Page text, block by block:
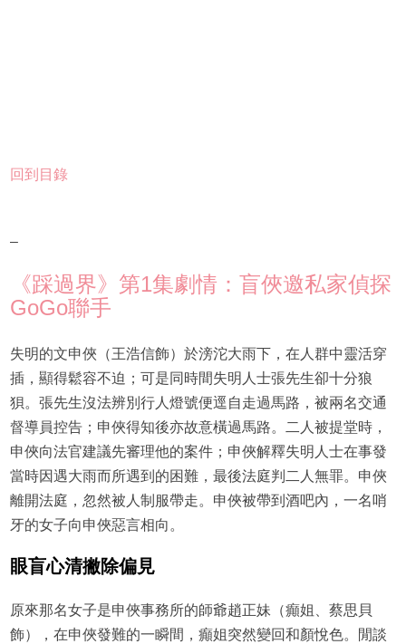
回到目錄
–
《踩過界》第1集劇情：盲俠邀私家偵探
GoGo聯手
失明的文申俠（王浩信飾）於滂沱大雨下，在人群中靈活穿
插，顯得鬆容不迫；可是同時間失明人士張先生卻十分狼
狽。張先生沒法辨別行人燈號便逕自走過馬路，被兩名交通
督導員控告；申俠得知後亦故意橫過馬路。二人被提堂時，
申俠向法官建議先審理他的案件；申俠解釋失明人士在事發
當時因遇大雨而所遇到的困難，最後法庭判二人無罪。申俠
離開法庭，忽然被人制服帶走。申俠被帶到酒吧內，一名哨
牙的女子向申俠惡言相向。
眼盲心清撇除偏見
原來那名女子是申俠事務所的師爺趙正妹（癲姐、蔡思貝
飾），在申俠發難的一瞬間，癲姐突然變回和顏悅色。閒談